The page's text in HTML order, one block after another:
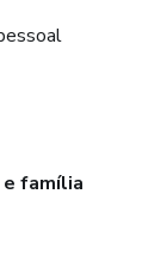
família